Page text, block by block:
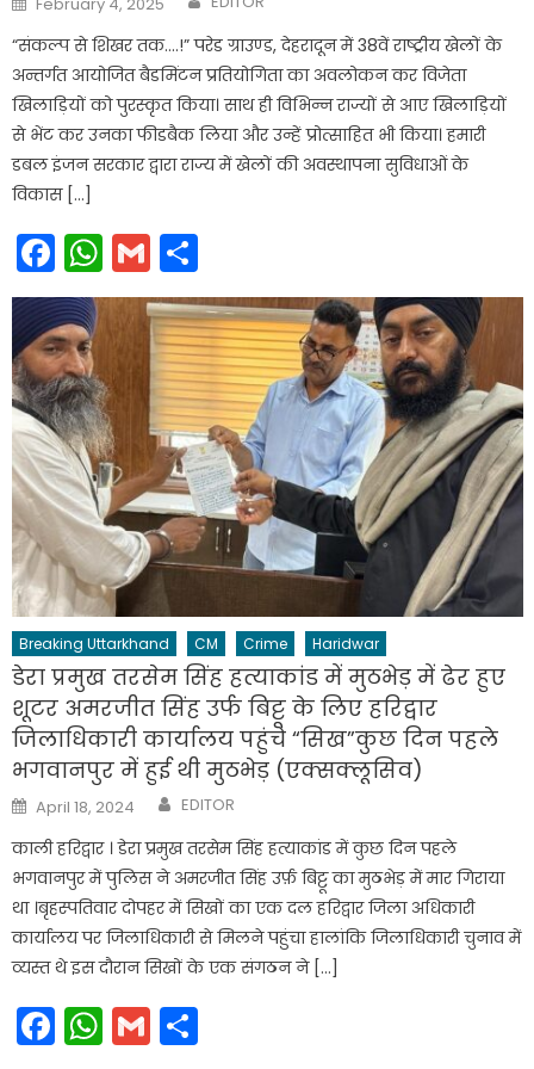
on
February 4, 2025
“संकल्प से शिखर तक….!” परेड ग्राउण्ड, देहरादून में 38वें राष्ट्रीय खेलों के
अन्तर्गत आयोजित बैडमिंटन प्रतियोगिता का अवलोकन कर विजेता
खिलाड़ियों को पुरस्कृत किया। साथ ही विभिन्न राज्यों से आए खिलाड़ियों
से भेंट कर उनका फीडबैक लिया और उन्हें प्रोत्साहित भी किया। हमारी
डबल इंजन सरकार द्वारा राज्य में खेलों की अवस्थापना सुविधाओं के
विकास […]
Facebook
WhatsApp
Gmail
Breaking Uttarkhand CM Crime Haridwar
डेरा प्रमुख तरसेम सिंह हत्याकांड में मुठभेड़ में ढेर हुए
शूटर अमरजीत सिंह उर्फ बिट्टू के लिए हरिद्वार
जिलाधिकारी कार्यालय पहुंचे “सिख”कुछ दिन पहले
भगवानपुर में हुई थी मुठभेड़ (एक्सक्लूसिव)
Posted
on
April 18, 2024 Author
EDITOR
काली हरिद्वार । डेरा प्रमुख तरसेम सिंह हत्याकांड में कुछ दिन पहले
भगवानपुर में पुलिस ने अमरजीत सिंह उर्फ़ बिट्टू का मुठभेड़ में मार गिराया
था ।बृहस्पतिवार दोपहर में सिखों का एक दल हरिद्वार जिला अधिकारी
कार्यालय पर जिलाधिकारी से मिलने पहुंचा हालांकि जिलाधिकारी चुनाव में
व्यस्त थे इस दौरान सिखों के एक संगठन ने […]
Facebook
WhatsApp
Gmail